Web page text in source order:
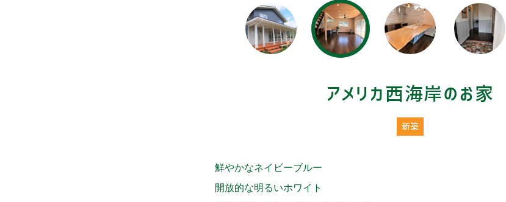
アメリカ西海岸のお家
新築
鮮やかなネイビーブルー
開放的な明るいホワイト